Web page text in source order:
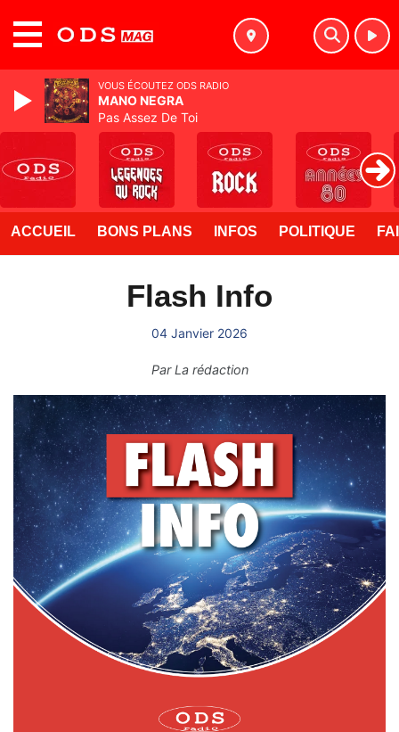
ACCUEIL BONS PLANS INFOS POLITIQUE
Flash Info
04 Janvier 2026
ParLa rédaction
VOUS ÉCOUTEZ ODS RADIO
MANO NEGRA
Pas Assez De Toi